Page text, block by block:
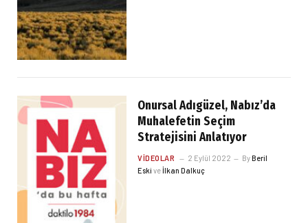
Onursal Adıgüzel, Nabız’da
Muhalefetin Seçim
Stratejisini Anlatıyor
VIDEOLAR 2 Eylül 2022 ByBeril
Eski veİlkan Dalkuç